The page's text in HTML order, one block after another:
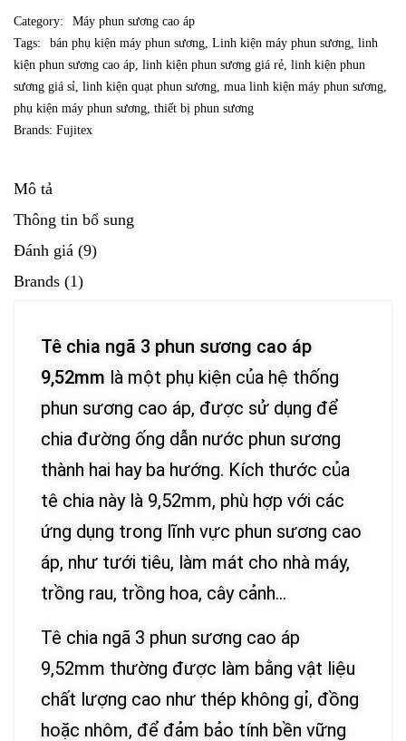
Category:
Máy phun sương cao áp
Tags:
bán phụ kiện máy phun sương Linh kiện máy phun sương linh
kiện phun sương cao áp linh kiện phun sương giá rẻ linh kiện phun
sương giá sỉ linh kiện quạt phun sương mua linh kiện máy phun sương
phụ kiện máy phun sương thiết bị phun sương
Brands: Fujitex
Mô tả
Thông tin bổ sung
Đánh giá (9)
Brands (1)
Tê chia ngã 3 phun sương cao áp
9,52mm là một phụ kiện của hệ thống
phun sương cao áp, được sử dụng để
chia đường ống dẫn nước phun sương
thành hai hay ba hướng. Kích thước của
tê chia này là 9,52mm, phù hợp với các
ứng dụng trong lĩnh vực phun sương cao
áp, như tưới tiêu, làm mát cho nhà máy,
trồng rau, trồng hoa, cây cảnh…
Tê chia ngã 3 phun sương cao áp
9,52mm thường được làm bằng vật liệu
chất lượng cao như thép không gỉ, đồng
hoặc nhôm, để đảm bảo tính bền vững